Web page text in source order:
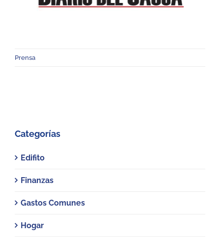
Prensa
Categorías
Edifito
Finanzas
Gastos Comunes
Hogar